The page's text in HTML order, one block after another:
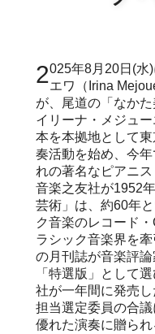
2025年8月20日(水)に、あのイリーナ・メジューエワ（Irina
が、尾道の「なかた
イリーナ・メジュ
本を本拠地として
奏活動を始め、今
れの著名なピアニス
音楽之友社が1952
芸術」は、約60年
ク音楽のレコード
ラシック音楽界を
の月刊誌が音楽評
「特選版」として
社が一年間に発売
担当選定委員の合
優れた演奏に贈ら